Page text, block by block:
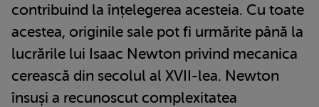
contribuind la înțelegerea acesteia. Cu toate
acestea, originile sale pot fi urmărite până la
lucrările lui Isaac Newton privind mecanica
cerească din secolul al XVII-lea. Newton
însuși a recunoscut complexitatea